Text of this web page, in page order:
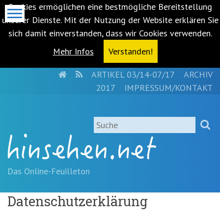
Cookies ermöglichen eine bestmögliche Bereitstellung
unserer Dienste. Mit der Nutzung der Website erklären Sie
sich damit einverstanden, dass wir Cookies verwenden.
Mehr Infos
Verstanden!
springen
(Accesskey
'1')Zur
springen
(Accesskey
HOMERSSARTIKEL 03/14-07/17
ARCHIV
2017
IMPRESSUM/KONTAKT
Suche
Das Online-Feuilleton
Datenschutzerklärung